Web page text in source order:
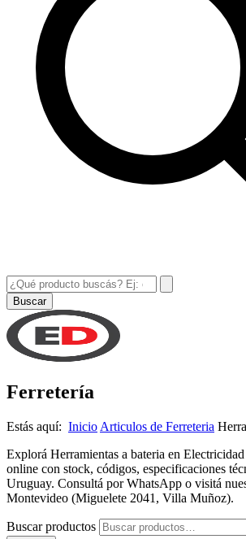
Buscar
Ferretería
Estás aquí: Inicio Articulos de Ferreteria
Explorá Herramientas a bateria en
online con stock, códigos, especificaciones
Uruguay. Consultá por WhatsApp o visitá
Montevideo (Miguelete 2041, Villa Muñoz).
Buscar productos